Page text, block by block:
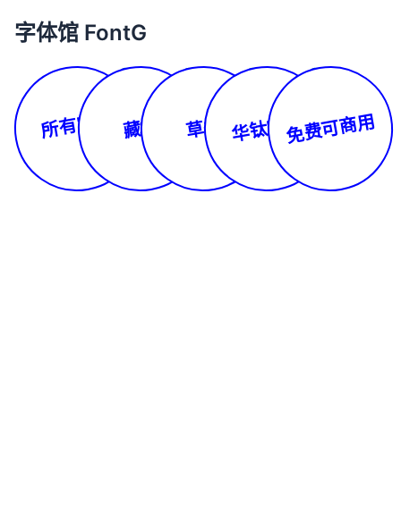
字体馆 FontG
所有字体 藏文 草书 华钛字库免费可商用